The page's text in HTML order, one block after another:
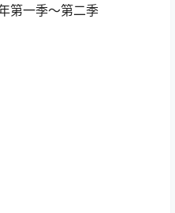
第一季～第二季